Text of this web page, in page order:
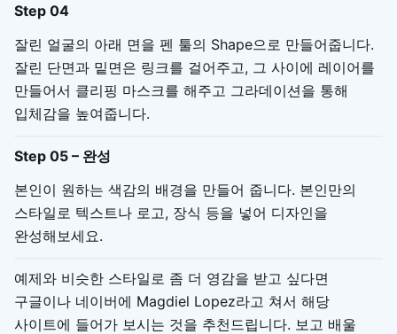
Step 04
잘린 얼굴의 아래 면을 펜 툴의 Shape으로 만들어줍니다.
잘린 단면과 밑면은 링크를 걸어주고, 그 사이에 레이어를
만들어서 클리핑 마스크를 해주고 그라데이션을 통해
입체감을 높여줍니다.
Step 05 – 완성
본인이 원하는 색감의 배경을 만들어 줍니다. 본인만의
스타일로 텍스트나 로고, 장식 등을 넣어 디자인을
완성해보세요.
예제와 비슷한 스타일로 좀 더 영감을 받고 싶다면
구글이나 네이버에 Magdiel Lopez라고 쳐서 해당
사이트에 들어가 보시는 것을 추천드립니다. 보고 배울